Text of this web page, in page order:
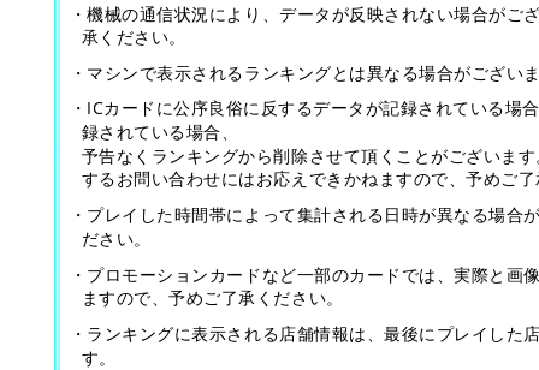
・機械の通信状況により、データが反映されない場合がご
承ください。
・マシンで表示されるランキングとは異なる場合がござい
・ICカードに公序良俗に反するデータが記録されている場
録されている場合、
予告なくランキングから削除させて頂くことがございま
するお問い合わせにはお応えできかねますので、予めご
・プレイした時間帯によって集計される日時が異なる場合
ださい。
・プロモーションカードなど一部のカードでは、実際と画
ますので、予めご了承ください。
・ランキングに表示される店舗情報は、最後にプレイした
す。